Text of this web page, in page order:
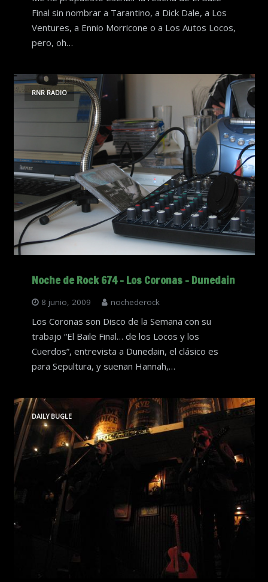
Final sin nombrar a Tarantino, a Dick Dale, a Los
Ventures, a Ennio Morricone o a Los Autos Locos,
pero, oh…
Noche de Rock 674 – Los Coronas – Dunedain
8 junio, 2009 nochederock
RNR RADIO
Los Coronas son Disco de la Semana con su
trabajo “El Baile Final… de los Locos y los
Cuerdos”, entrevista a Dunedain, el clásico es
para Sepultura, y suenan Hannah,…
DAILY BUGLE